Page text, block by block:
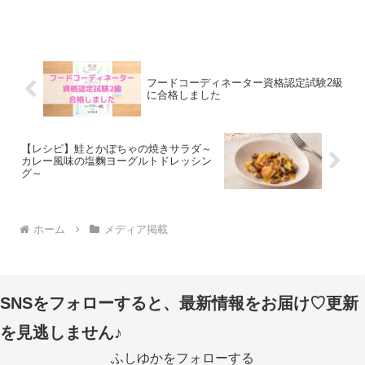
フードコーディネーター資格認定試験2級
に合格しました
【レシピ】鮭とかぼちゃの焼きサラダ～
カレー風味の塩麴ヨーグルトドレッシン
グ～
ホーム メディア掲載
SNSをフォローすると、最新情報をお届け♡更新
を見逃しません♪
ふしゆかをフォローする